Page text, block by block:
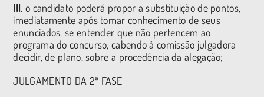
III. o candidato poderá propor a substituição de pontos,
imediatamente após tomar conhecimento de seus
enunciados, se entender que não pertencem ao
programa do concurso, cabendo à comissão julgadora
decidir, de plano, sobre a procedência da alegação;
JULGAMENTO DA 2ª FASE